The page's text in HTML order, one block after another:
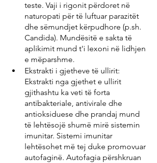
teste. Vaji i rigonit përdoret në
naturopati për të luftuar parazitët
dhe sëmundjet kërpudhore (p.sh.
Candida). Mundësitë e sakta të
aplikimit mund t'i lexoni në lidhjen
e mëparshme.
Ekstrakti i gjetheve të ullirit:
Ekstrakti nga gjethet e ullirit
gjithashtu ka veti të forta
antibakteriale, antivirale dhe
antioksiduese dhe prandaj mund
të lehtësojë shumë mirë sistemin
imunitar. Sistemi imunitar
lehtësohet më tej duke promovuar
autofaginë. Autofagia përshkruan